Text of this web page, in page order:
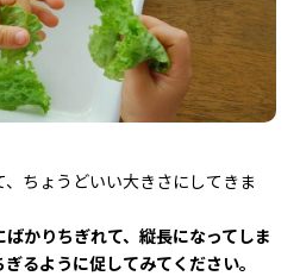
ちょうどいい大きさにしてきま
かりちぎれて、縦長になってしま
るように促してみてください。